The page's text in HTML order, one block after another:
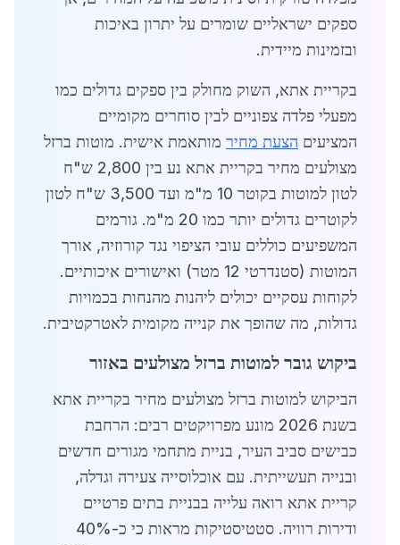
ספקים ישראליים שומרים על יתרון באיכות
ובזמינות מיידית.
בקריית אתא, השוק מחולק בין ספקים גדולים כמו
מפעלי פלדה צפוניים לבין סוחרים מקומיים
המציעים הצעת מחיר מותאמת אישית. מוטות ברזל
מצולעים מחיר בקריית אתא נע בין 2,800 ש"ח
לטון למוטות בקוטר 10 מ"מ ועד 3,500 ש"ח לטון
לקוטרים גדולים יותר כמו 20 מ"מ. גורמים
המשפיעים כוללים עובי הציפוי נגד קורוזיה, אורך
המוטות (סטנדרטי 12 מטר) ואישורים איכותיים.
לקוחות עסקיים יכולים ליהנות מהנחות בכמויות
גדולות, מה שהופך את קנייה מקומית לאטרקטיבית.
ביקוש גובר למוטות ברזל מצולעים באזור
הביקוש למוטות ברזל מצולעים מחיר בקריית אתא
בשנת 2026 מונע מפרויקטים רבים: הרחבת
כבישים סביב העיר, בניית מתחמי מגורים חדשים
ובנייה תעשייתית. עם אוכלוסייה צעירה וגדלה,
קריית אתא רואה עלייה בבניית בתים פרטיים
ודירות רוויה. סטטיסטיקות מראות כי כ-40%